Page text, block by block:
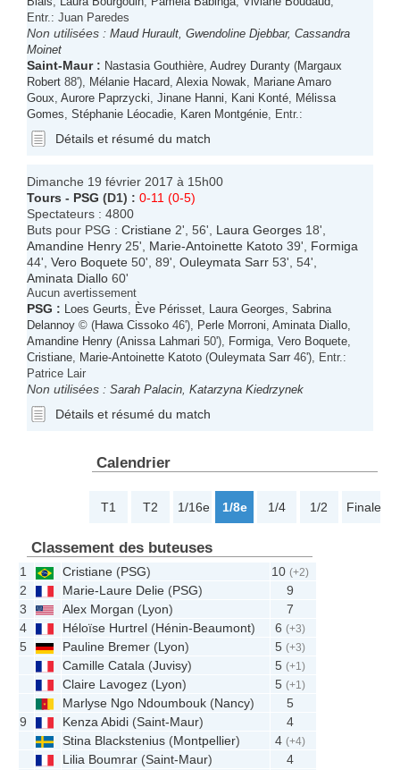
Entr.: Juan Paredes
Non utilisées : Maud Hurault Gwendoline Djebbar, Cassandra
Moinet
Saint-Maur: Nastasia Gouthière Audrey Duranty (Margaux
Robert 88'), Mélanie Hacard Alexia Nowak
Mariane Amaro
Goux Aurore Paprzycki Jinane Hanni Kani Konté
Mélissa
Gomes Stéphanie Léocadie Karen Montgénie , Entr.:
Détails et résumé du match
Dimanche 19 février 2017 à 15h00
Tours - PSG (D1) : 0-11 (0-5)
Spectateurs : 4800
Buts pour PSG : Cristiane 2', 56', Laura Georges 18',
Amandine Henry 25', Marie-Antoinette Katoto 39', Formiga
44', Vero Boquete 50', 89', Ouleymata Sarr 53', 54',
Aminata Diallo 60'
Aucun avertissement
PSG : Loes Geurts Ève Périsset Laura Georges Sabrina
Delannoy © (Hawa Cissoko 46'), Perle Morroni Aminata Diallo
Amandine Henry (Anissa Lahmari 50'), Formiga Vero Boquete
Cristiane
Marie-Antoinette Katoto (Ouleymata Sarr 46'), Entr.:
Patrice Lair
Non utilisées : Sarah Palacin Katarzyna Kiedrzynek
Détails et résumé du match
Calendrier
T1 T2 1/16e 1/8e 1/4 1/2 Finale
Classement des buteuses
1 Cristiane (PSG) 10(+2)
2 Marie-Laure Delie (PSG)
9
3
Alex Morgan (Lyon)
7
4
Héloïse Hurtrel (Hénin-Beaumont) 6(+3)
5 Pauline Bremer (Lyon) 5(+3)
Camille Catala (Juvisy) 5(+1)
Claire Lavogez (Lyon) 5(+1)
Marlyse Ngo Ndoumbouk (Nancy)
5
9
Kenza Abidi (Saint-Maur)
4
Stina Blackstenius (Montpellier) 4(+4)
Lilia Boumrar (Saint-Maur)
4